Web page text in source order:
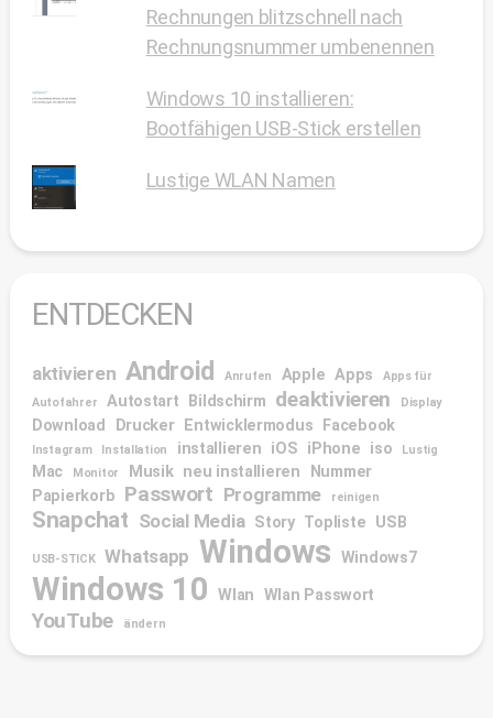
Rechnungen blitzschnell nach
Rechnungsnummer umbenennen
Windows 10 installieren:
Bootfähigen USB-Stick erstellen
Lustige WLAN Namen
ENTDECKEN
aktivieren Android Anrufen Apple Apps
Apps für
Autofahrer
Autostart Bildschirm deaktivieren Display
Download Drucker Entwicklermodus Facebook
Instagram Installation installieren iOS iPhone iso Lustig
Mac Monitor Musik neu installieren
Nummer
Papierkorb Passwort Programme reinigen
Snapchat Social Media Story Topliste USB
USB-STICK Whatsapp Windows Windows7
Windows 10 Wlan Wlan Passwort
YouTube ändern